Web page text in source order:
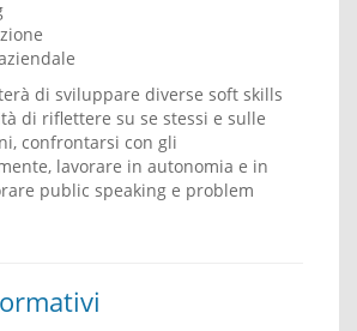
di sviluppare diverse soft skills
di riflettere su se stessi e sulle
confrontarsi con gli
lavorare in autonomia e in
public speaking e problem